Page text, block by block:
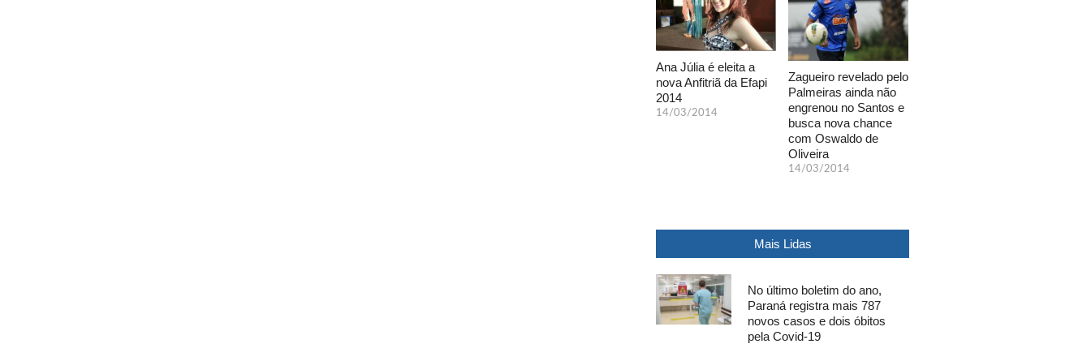
Ana Júlia é eleita a
nova Anfitriã da Efapi
2014
14/03/2014
Zagueiro revelado pelo
Palmeiras ainda não
engrenou no Santos e
busca nova chance
com Oswaldo de
Oliveira
14/03/2014
Mais Lidas
No último boletim do ano,
Paraná registra mais 787
novos casos e dois óbitos
pela Covid-19